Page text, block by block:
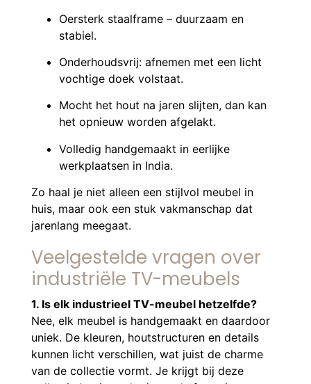
Oersterk staalframe – duurzaam en
stabiel.
Onderhoudsvrij: afnemen met een licht
vochtige doek volstaat.
Mocht het hout na jaren slijten, dan kan
het opnieuw worden afgelakt.
Volledig handgemaakt in eerlijke
werkplaatsen in India.
Zo haal je niet alleen een stijlvol meubel in
huis, maar ook een stuk vakmanschap dat
jarenlang meegaat.
Veelgestelde vragen over
industriële TV-meubels
1. Is elk industrieel TV-meubel hetzelfde?
Nee, elk meubel is handgemaakt en daardoor
uniek. De kleuren, houtstructuren en details
kunnen licht verschillen, wat juist de charme
van de collectie vormt. Je krijgt bij deze